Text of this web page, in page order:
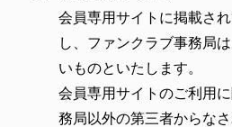
会員専用サイトに掲載さ
し、ファンクラブ事務局
いものといたします。
会員専用サイトのご利用
務局以外の第三者からな